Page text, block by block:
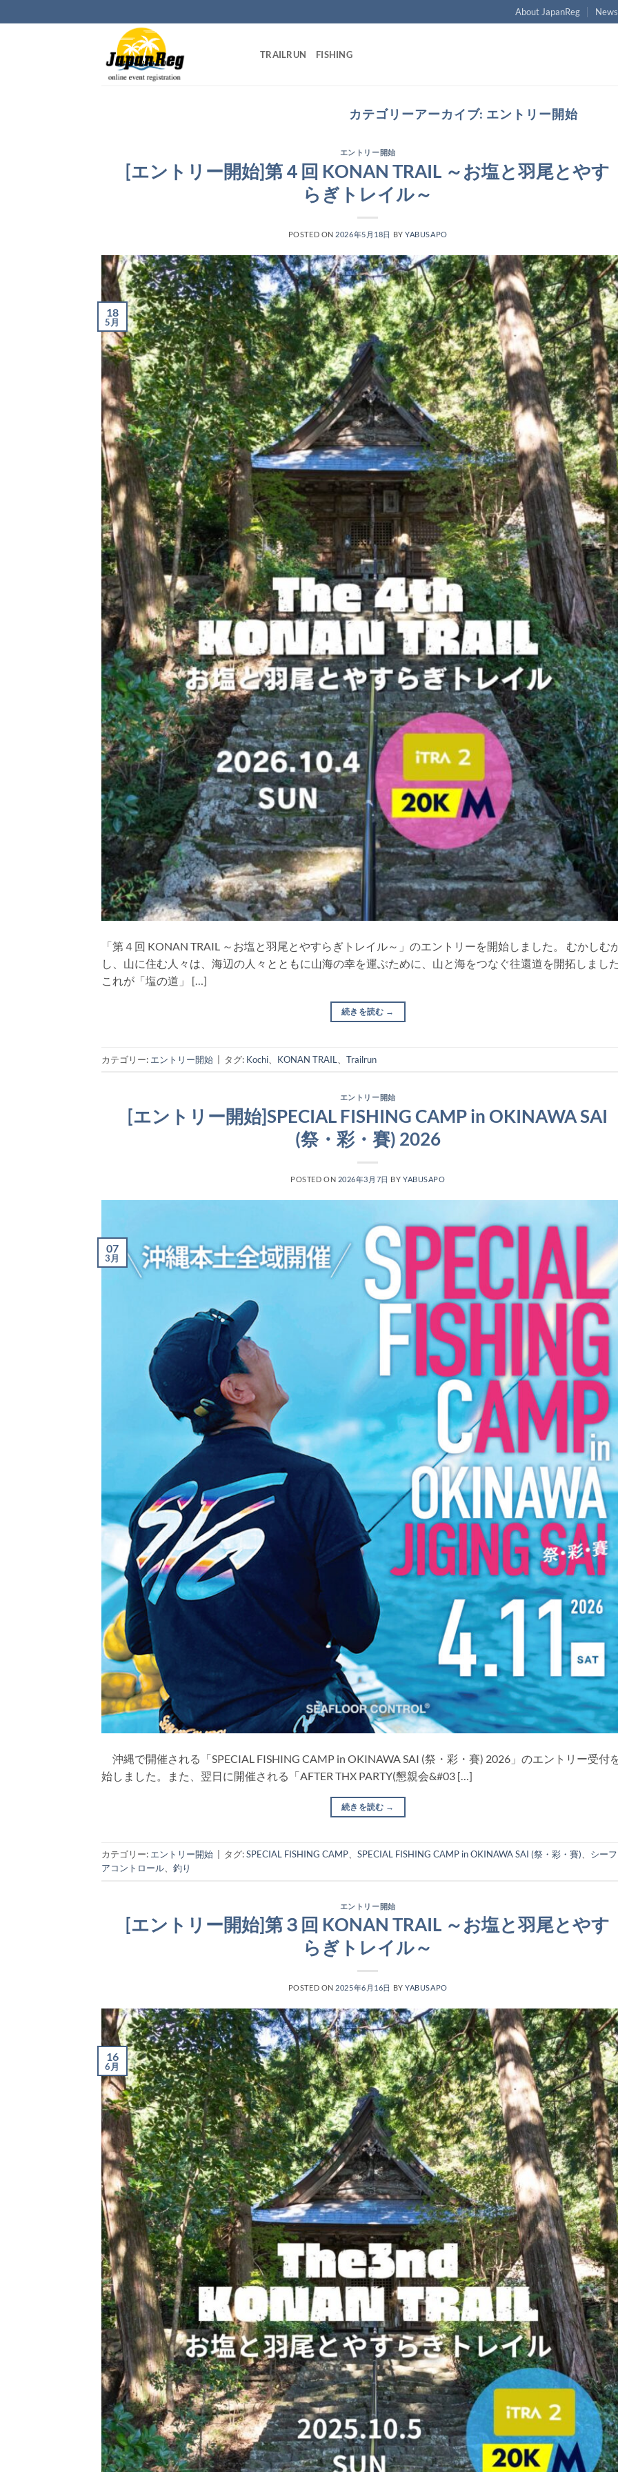
to
About JapanReg News
TRAILRUN FISHING
カテゴリーアーカイブ: エントリー開始
エントリー開始
[エントリー開始]第４回 KONAN TRAIL ～お塩と羽尾とやす
らぎトレイル～
POSTED ON 2026年5月18日 BYYABUSAPO
18
5月
「第４回 KONAN TRAIL ～お塩と羽尾とやすらぎトレイル～」のエントリーを開始しました。 むかしむ
し、山に住む人々は、海辺の人々とともに山海の幸を運ぶために、山と海をつなぐ往還道を開拓しまし
これが「塩の道」 […]
続きを読む →
カテゴリー: エントリー開始 タグ: Kochi KONAN TRAIL Trailrun
エントリー開始
[エントリー開始]SPECIAL FISHING CAMP in OKINAWA SAI
(祭・彩・賽) 2026
POSTED ON 2026年3月7日 BY YABUSAPO
07
3月
沖縄で開催される「SPECIAL FISHING CAMP in OKINAWA SAI (祭・彩・賽) 2026」のエントリー受付
始しました。また、翌日に開催される「AFTER THX PARTY(懇親会&#03 […]
続きを読む →
カテゴリー: エントリー開始 タグ:SPECIAL FISHING CAMP SPECIAL FISHING CAMP in OKINAWA SAI (祭・彩・賽)
シー
アコントロール
釣り
エントリー開始
[エントリー開始]第３回 KONAN TRAIL ～お塩と羽尾とやす
らぎトレイル～
POSTED ON 2025年6月16日 BYYABUSAPO
16
6月